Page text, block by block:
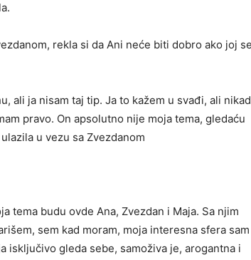
rekla si da Ani neće biti dobro ako joj se
ali ja nisam taj tip. Ja to kažem u svađi, ali
pravo. On apsolutno nije moja tema, gledaću
u vezu sa Zvezdanom
tema budu ovde Ana, Zvezdan i Maja. Sa njim
sem kad moram, moja interesna sfera sam
isključivo gleda sebe, samoživa je, arogantna i